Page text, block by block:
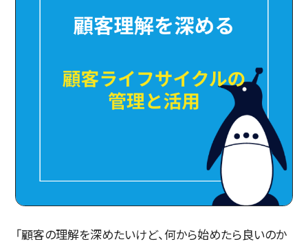
「顧客の理解を深めたいけど、何から始めたら良いのか